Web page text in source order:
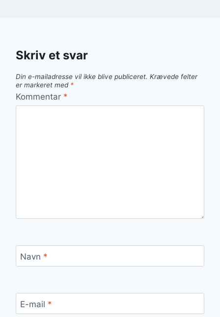
Skriv et svar
Din e-mailadresse vil ikke blive publiceret. Krævede felter
er markeret med *
Kommentar *
Navn *
E-mail *